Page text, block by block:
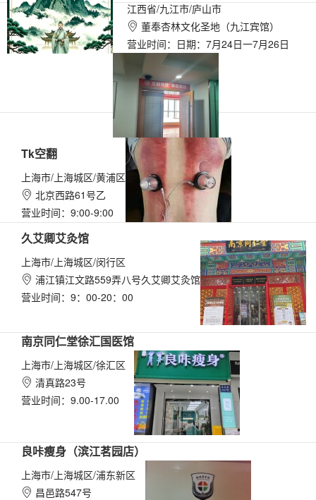
江西省/九江市/庐山市
 董奉杏林文化圣地（九江宾馆）
营业时间：日期：7月24日一7月26日
Tk空翻
上海市/上海城区/黄浦区
 北京西路61号乙
营业时间：9:00-9:00
久艾卿艾灸馆
上海市/上海城区/闵行区
 浦江镇江文路559弄八号久艾卿艾灸馆
营业时间：9：00-20：00
南京同仁堂徐汇国医馆
上海市/上海城区/徐汇区
 清真路23号
营业时间：9.00-17.00
良咔瘦身（滨江茗园店）
上海市/上海城区/浦东新区
 昌邑路547号